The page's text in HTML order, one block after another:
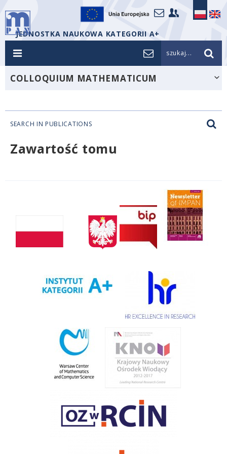
JEDNOSTKA NAUKOWA KATEGORII A+
szukaj...
COLLOQUIUM MATHEMATICUM
SEARCH IN PUBLICATIONS
Zawartość tomu